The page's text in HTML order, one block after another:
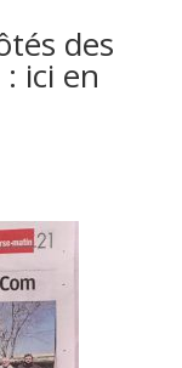
des
ici en